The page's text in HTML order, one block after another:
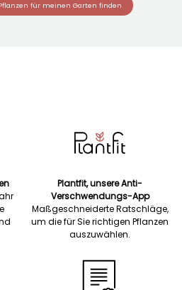
für meinen Garten finden
Plantfit, unsere Anti-
Verschwendungs-App
Maßgeschneiderte Ratschläge,
um die für Sie richtigen Pflanzen
auszuwählen.